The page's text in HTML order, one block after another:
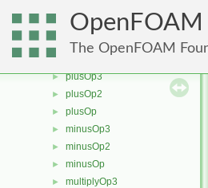
OpenFOAM
The OpenFOAM
► sumOp3
► sumOp2
►
► plusOp3
► plusOp2
► plusOp
► minusOp3
► minusOp2
► minusOp
► multiplyOp3